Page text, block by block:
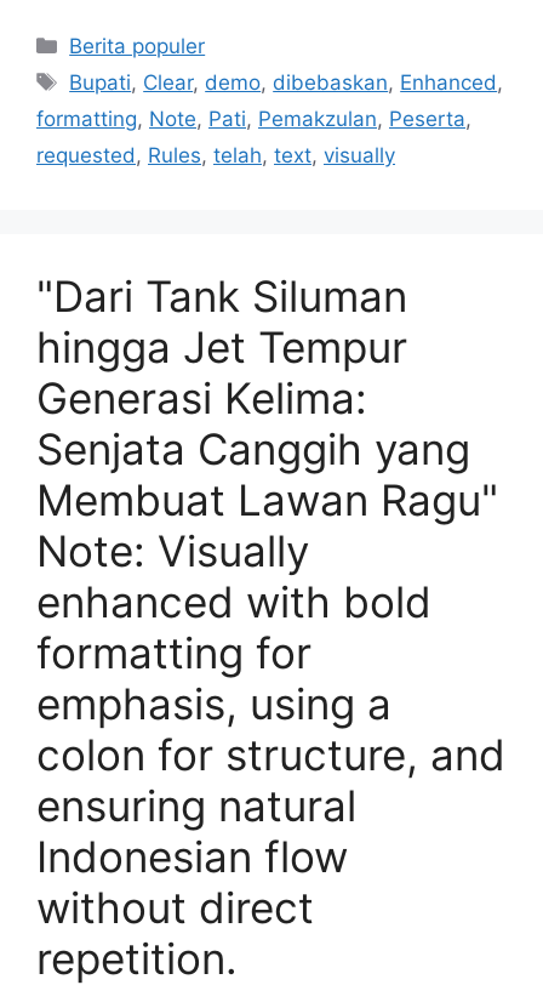
Kategori
Berita populer
Tag
Bupati, Clear, demo, dibebaskan, Enhanced,
formatting, Note, Pati, Pemakzulan, Peserta,
requested, Rules, telah, text, visually
"Dari Tank Siluman
hingga Jet Tempur
Generasi Kelima:
Senjata Canggih yang
Membuat Lawan Ragu"
Note: Visually
enhanced with bold
formatting for
emphasis, using a
colon for structure, and
ensuring natural
Indonesian flow
without direct
repetition.